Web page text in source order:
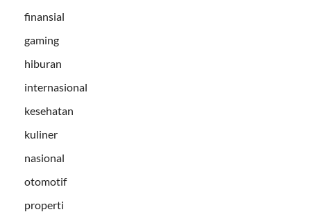
finansial
gaming
hiburan
internasional
kesehatan
kuliner
nasional
otomotif
properti